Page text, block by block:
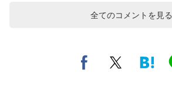
全てのコメントを見る